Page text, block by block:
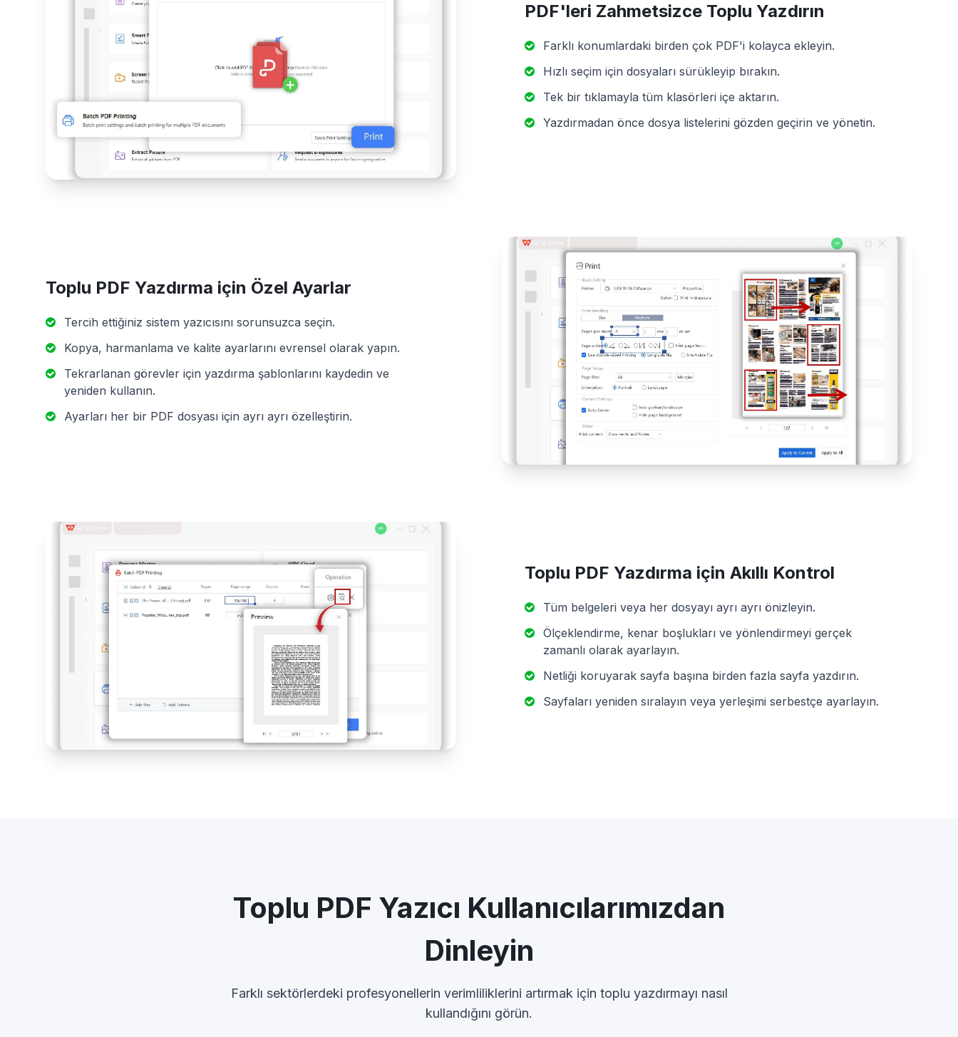
PDF'leri Zahmetsizce Toplu Yazdırın
Farklı konumlardaki birden çok PDF'i kolayca ekleyin.
Hızlı seçim için dosyaları sürükleyip bırakın.
Tek bir tıklamayla tüm klasörleri içe aktarın.
Yazdırmadan önce dosya listelerini gözden geçirin ve yönetin.
Toplu PDF Yazdırma için Özel Ayarlar
Tercih ettiğiniz sistem yazıcısını sorunsuzca seçin.
Kopya, harmanlama ve kalite ayarlarını evrensel olarak yapın.
Tekrarlanan görevler için yazdırma şablonlarını kaydedin ve
yeniden kullanın.
Ayarları her bir PDF dosyası için ayrı ayrı özelleştirin.
Toplu PDF Yazdırma için Akıllı Kontrol
Tüm belgeleri veya her dosyayı ayrı ayrı önizleyin.
Ölçeklendirme, kenar boşlukları ve yönlendirmeyi gerçek
zamanlı olarak ayarlayın.
Netliği koruyarak sayfa başına birden fazla sayfa yazdırın.
Sayfaları yeniden sıralayın veya yerleşimi serbestçe ayarlayın.
Toplu PDF Yazıcı Kullanıcılarımızdan
Dinleyin
Farklı sektörlerdeki profesyonellerin verimliliklerini artırmak için toplu yazdırmayı nasıl
kullandığını görün.